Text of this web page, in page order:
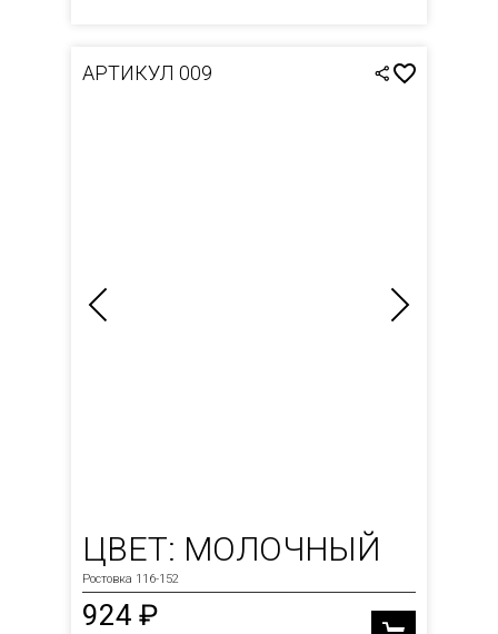
АРТИКУЛ 009
ЦВЕТ: МОЛОЧНЫЙ
Ростовка 116-152
924 ₽